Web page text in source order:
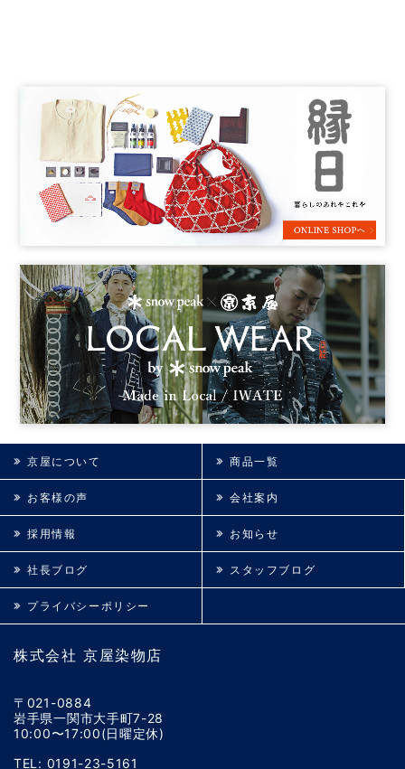
株式会社 京屋染物店
〒021-0884
岩手県一関市大手町7-28
10:00〜17:00(日曜定休)
TEL: 0191-23-5161
京屋について 商品一覧
お客様の声 会社案内
採用情報 お知らせ
社長ブログ スタッフブログ
プライバシーポリシー